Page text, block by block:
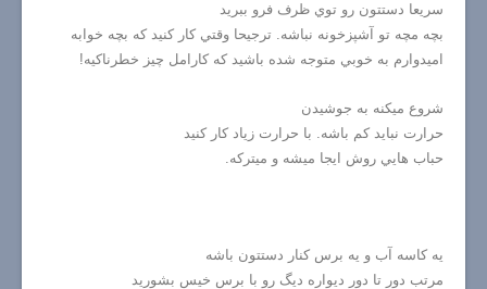
سريعا دستتون رو توي ظرف فرو ببريد
بچه مچه تو آشپزخونه نباشه. ترجيحا وقتي كار كنيد كه بچه خوابه
اميدوارم به خوبي متوجه شده باشيد كه كارامل چيز خطرناكيه!
شروع ميكنه به جوشيدن
حرارت نبايد كم باشه. با حرارت زياد كار كنيد
حباب هايي روش ايجا ميشه و ميتركه.
يه كاسه آب و يه برس كنار دستتون باشه
مرتب دور تا دور ديواره ديگ رو با برس خيس بشوريد